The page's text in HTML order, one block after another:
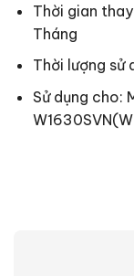
Thời gian
Tháng
Thời lượng sử
Sử dụng cho: